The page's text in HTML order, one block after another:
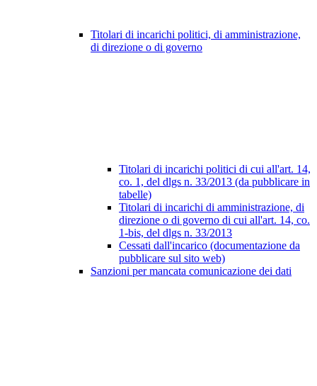
Titolari di incarichi politici, di amministrazione,
di direzione o di governo
Titolari di incarichi politici di cui all'art. 14,
co. 1, del dlgs n. 33/2013 (da pubblicare in
tabelle)
Titolari di incarichi di amministrazione, di
direzione o di governo di cui all'art. 14, co.
1-bis, del dlgs n. 33/2013
Cessati dall'incarico (documentazione da
pubblicare sul sito web)
Sanzioni per mancata comunicazione dei dati